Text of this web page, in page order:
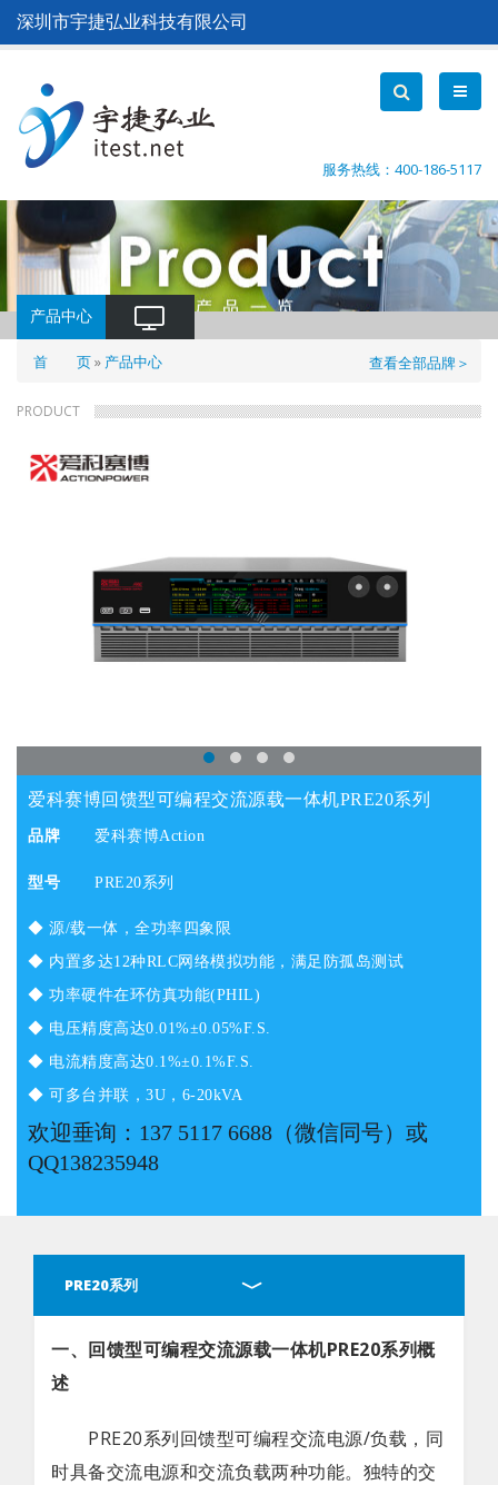
深圳市宇捷弘业科技有限公司
服务热线：400-186-5117
产品中心
查看全部品牌＞
面
包
屑
首 页 产品中心
PRODUCT
爱科赛博回馈型可编程交流源载一体机PRE20系列
品牌 爱科赛博Action
型号 PRE20系列
◆ 源/载一体，全功率四象限
◆ 内置多达12种RLC网络模拟功能，满足防孤岛测试
◆ 功率硬件在环仿真功能(PHIL)
◆ 电压精度高达0.01%±0.05%F.S.
◆ 电流精度高达0.1%±0.1%F.S.
◆ 可多台并联，3U，6-20kVA
欢迎垂询：137 5117 6688（微信同号）或
QQ138235948
PRE20系列
概述
选型
一、回馈型可编程交流源载一体机PRE20系列概
述
PRE20系列回馈型可编程交流电源/负载，同
时具备交流电源和交流负载两种功能。独特的交